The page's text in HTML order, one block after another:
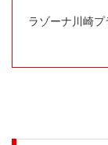
ラゾーナ川崎